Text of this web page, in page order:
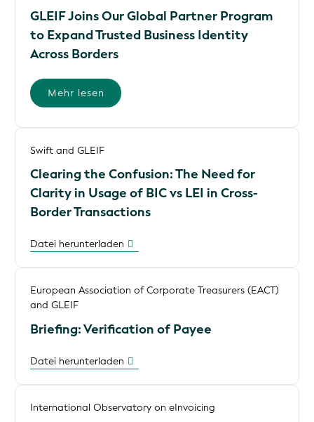
GLEIF Joins Our Global Partner Program
to Expand Trusted Business Identity
Across Borders
Mehr lesen
Swift and GLEIF
Clearing the Confusion: The Need for
Clarity in Usage of BIC vs LEI in Cross-
Border Transactions
Datei herunterladen
European Association of Corporate Treasurers (EACT)
and GLEIF
Briefing: Verification of Payee
Datei herunterladen
International Observatory on eInvoicing